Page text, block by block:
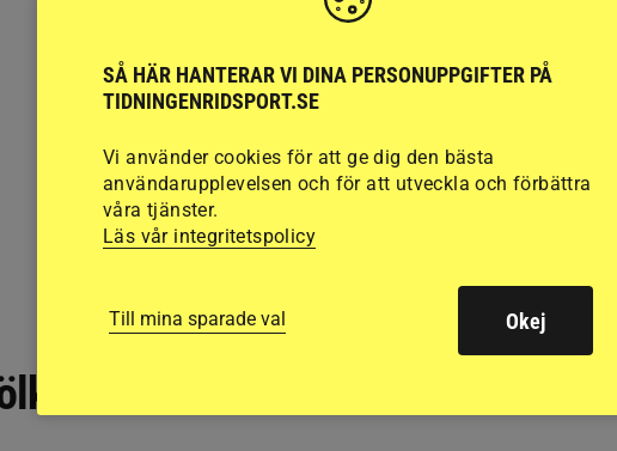
av socker
SÅ HÄR HANTERAR VI DINA PERSONUPPGIFTER PÅ
TIDNINGENRIDSPORT.SE
Vi använder cookies för att ge dig den bästa
användarupplevelsen och för att utveckla och förbättra
våra tjänster.
Läs vår integritetspolicy
Till mina sparade val Okej